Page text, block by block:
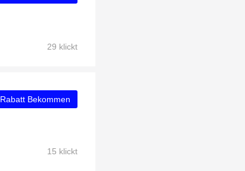
29 klickt
Rabatt Bekommen
15 klickt